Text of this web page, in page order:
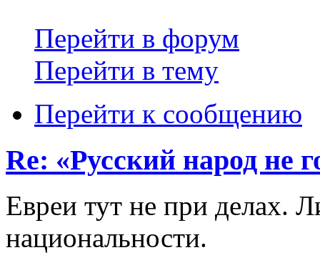
Перейти в форум
Перейти в тему
Перейти к сообщению
Re: «Русский народ не
Евреи тут не при делах.
национальности.